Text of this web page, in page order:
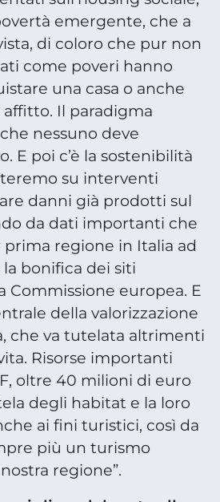
emergente, che a
di coloro che pur non
come poveri hanno
una casa o anche
Il paradigma
nessuno deve
E poi c’è la sostenibilità
su interventi
danni già prodotti sul
da dati importanti che
regione in Italia ad
bonifica dei siti
Commissione europea. E
della valorizzazione
che va tutelata altrimenti
Risorse importanti
oltre 40 milioni di euro
degli habitat e la loro
ai fini turistici, così da
più un turismo
regione”.